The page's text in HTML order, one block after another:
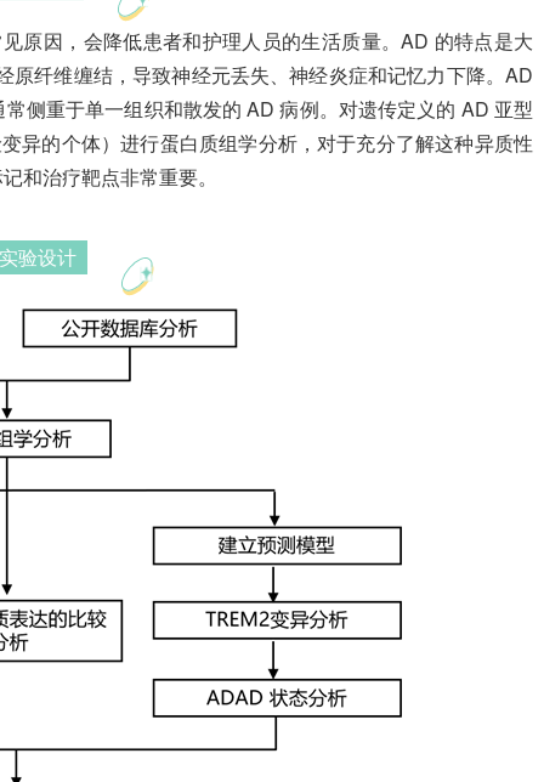
原因，会降低患者和护理人员的生活质量。AD 的特点是大
原纤维缠结，导致神经元丢失、神经炎症和记忆力下降。AD
侧重于单一组织和散发的 AD 病例。对遗传定义的 AD 亚型
异的个体）进行蛋白质组学分析，对于充分了解这种异质性
和治疗靶点非常重要。
实验设计